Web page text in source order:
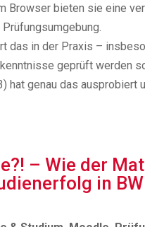
Browser bieten sie eine
das in der Praxis –
geprüft werden
hat genau das ausprobiert
– Wie der
in